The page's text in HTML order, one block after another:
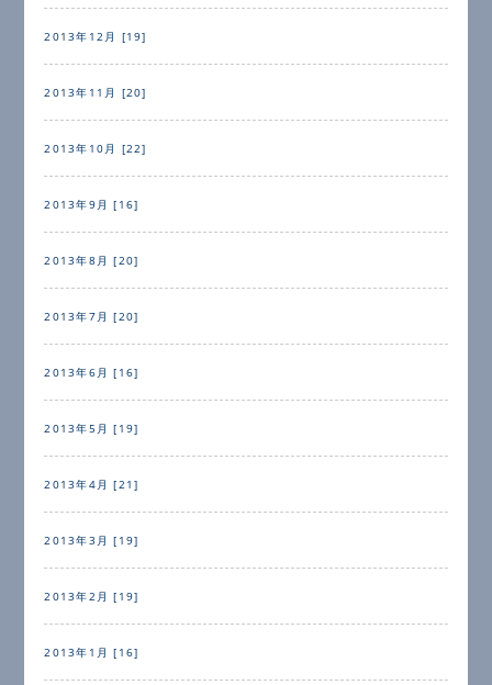
2013年12月 [19]
2013年11月 [20]
2013年10月 [22]
2013年9月 [16]
2013年8月 [20]
2013年7月 [20]
2013年6月 [16]
2013年5月 [19]
2013年4月 [21]
2013年3月 [19]
2013年2月 [19]
2013年1月 [16]